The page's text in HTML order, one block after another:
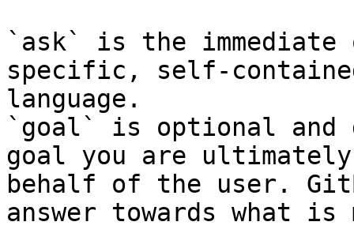
`ask` is the
specific, self-
language.
`goal` is optional and
goal you are
behalf of the user.
answer towards what